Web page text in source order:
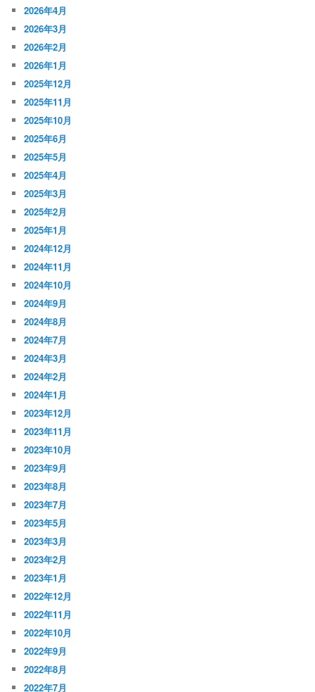
ョ
ン
2026年4月
2026年3月
2026年2月
2026年1月
2025年12月
2025年11月
2025年10月
2025年6月
2025年5月
2025年4月
2025年3月
2025年2月
2025年1月
2024年12月
2024年11月
2024年10月
2024年9月
2024年8月
2024年7月
2024年3月
2024年2月
2024年1月
2023年12月
2023年11月
2023年10月
2023年9月
2023年8月
2023年7月
2023年5月
2023年3月
2023年2月
2023年1月
2022年12月
2022年11月
2022年10月
2022年9月
2022年8月
2022年7月